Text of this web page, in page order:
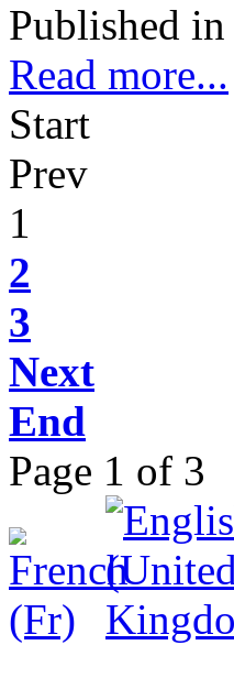
Published in
Read more...
Start
Prev
1
2
3
Next
End
Page 1 of 3